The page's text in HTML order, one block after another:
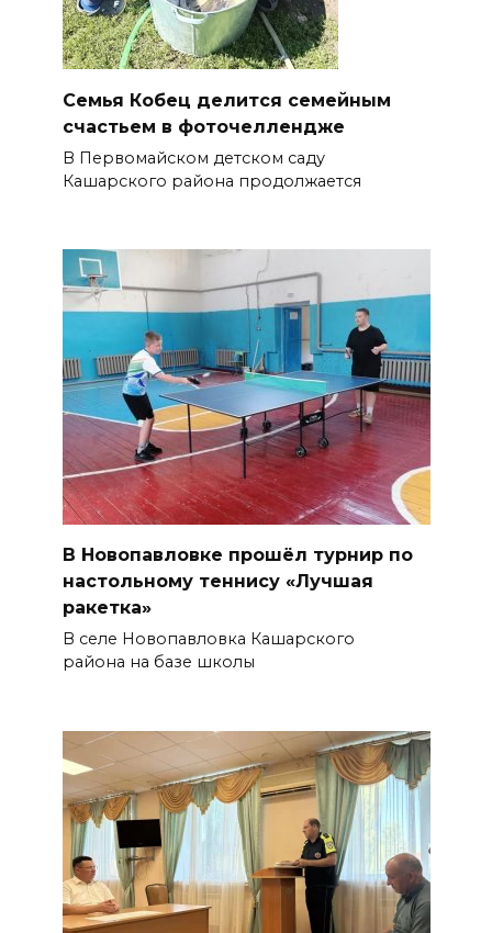
Семья Кобец делится семейным
счастьем в фоточеллендже
В Первомайском детском саду
Кашарского района продолжается
В Новопавловке прошёл турнир по
настольному теннису «Лучшая
ракетка»
В селе Новопавловка Кашарского
района на базе школы